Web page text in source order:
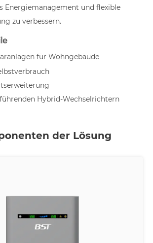
Energiemanagement und flexible
zu verbessern.
für Wohngebäude
Hybrid-Wechselrichtern
der Lösung